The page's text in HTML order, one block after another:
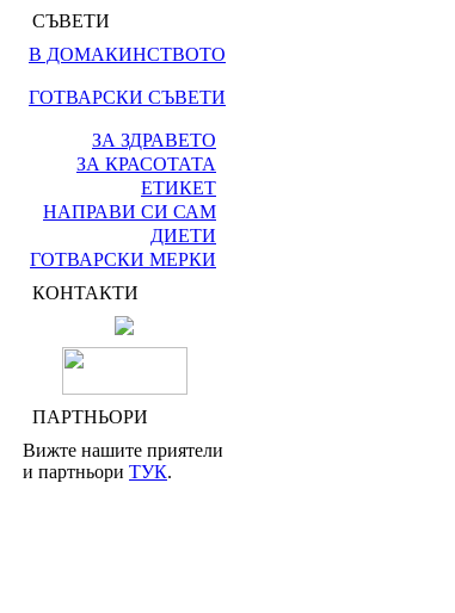
СЪВЕТИ
В ДОМАКИНСТВОТО
ГОТВАРСКИ СЪВЕТИ
ЗА ЗДРАВЕТО
ЗА КРАСОТАТА
ЕТИКЕТ
НАПРАВИ СИ САМ
ДИЕТИ
ГОТВАРСКИ МЕРКИ
КОНТАКТИ
ПАРТНЬОРИ
Вижте нашите приятели
и партньори ТУК.